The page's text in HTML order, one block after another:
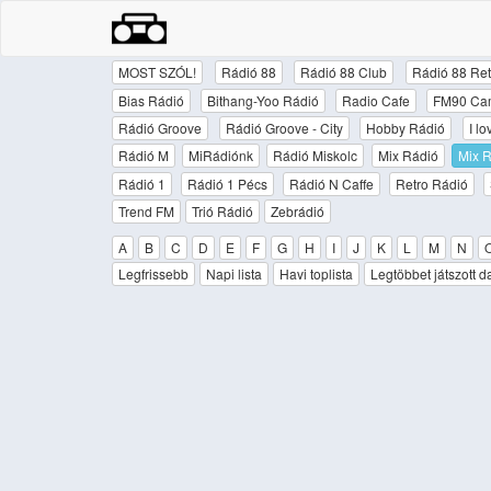
MOST SZÓL! Rádió 88 Rádió 88 Club
Rádió 88
Bias Rádió
Bithang-Yoo Rádió Radio Cafe
FM90
Rádió Groove
Rádió Groove - City Hobby Rádió
I
Rádió M
MiRádiónk Rádió Miskolc Mix Rádió
Mix
Rádió 1
Rádió 1 Pécs Rádió N Caffe Retro Rádió
Trend FM
Trió Rádió
Zebrádió
A
B C D E F G H I J K L M N
Legfrissebb
Napi lista Havi toplista Legtöbbet játszott